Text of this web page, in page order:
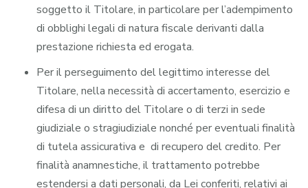
soggetto il Titolare, in particolare per l’adempimento
di obblighi legali di natura fiscale derivanti dalla
prestazione richiesta ed erogata.
Per il perseguimento del legittimo interesse del
Titolare, nella necessità di accertamento, esercizio e
difesa di un diritto del Titolare o di terzi in sede
giudiziale o stragiudiziale nonché per eventuali finalità
di tutela assicurativa e di recupero del credito. Per
finalità anamnestiche, il trattamento potrebbe
estendersi a dati personali, da Lei conferiti, relativi ai